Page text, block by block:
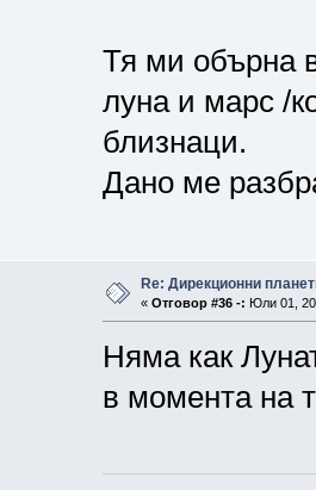
Тя ми обърна
луна и марс /
близнаци.
Дано ме
Re: Дирекционни
« Отговор #36 -: Юли 01,
Няма как
в момента на